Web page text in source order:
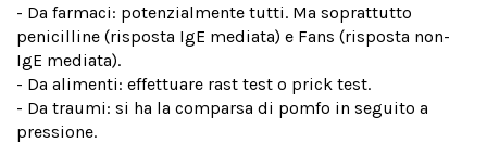
- Da farmaci: potenzialmente tutti. Ma soprattutto
penicilline (risposta IgE mediata) e Fans (risposta non-
IgE mediata).
- Da alimenti: effettuare rast test o prick test.
- Da traumi: si ha la comparsa di pomfo in seguito a
pressione.